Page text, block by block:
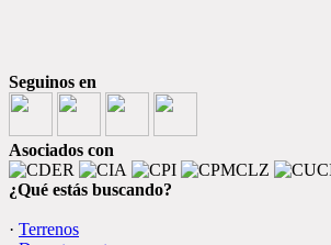
Seguinos en
Asociados con
¿Qué estás buscando?
· Terrenos